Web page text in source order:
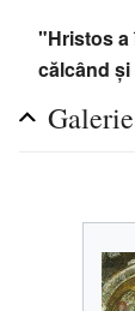
"Hristos a
călcând